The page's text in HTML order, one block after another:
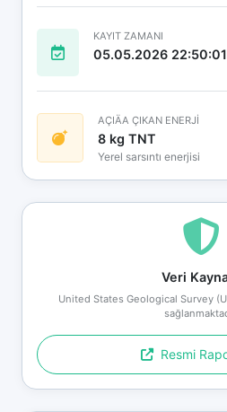
KAYIT ZAMANI
05.05.2026 22:50:01
AÇIÄA ÇIKAN ENERJİ
8 kg TNT
Yerel sarsıntı enerjisi
Veri
United States Geological Survey
Resmi